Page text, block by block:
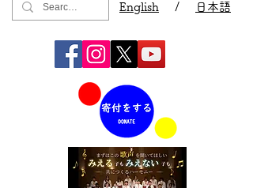
English / 日本語